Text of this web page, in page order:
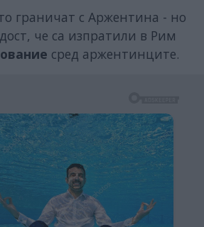
граничат с Аржентина - но
че са изпратили в Рим
сред аржентинците.